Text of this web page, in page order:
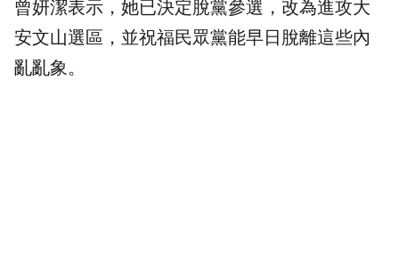
曾妍潔表示，她已決定脫黨參選，改為進攻大
安文山選區，並祝福民眾黨能早日脫離這些內
亂亂象。